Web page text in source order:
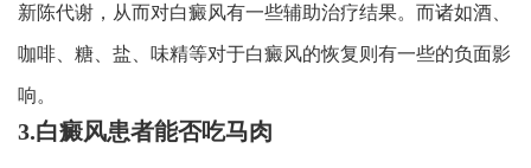
新陈代谢，从而对白癜风有一些辅助治疗结果。而诸如酒、
咖啡、糖、盐、味精等对于白癜风的恢复则有一些的负面影
响。
3.白癜风患者能否吃马肉